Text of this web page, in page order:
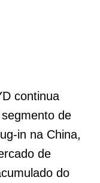
continua
de
in na China,
de
do